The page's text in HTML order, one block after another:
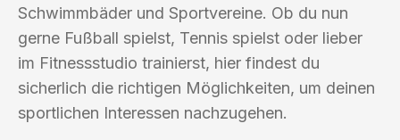
Schwimmbäder und Sportvereine. Ob du nun
gerne Fußball spielst, Tennis spielst oder lieber
im Fitnessstudio trainierst, hier findest du
sicherlich die richtigen Möglichkeiten, um deinen
sportlichen Interessen nachzugehen.